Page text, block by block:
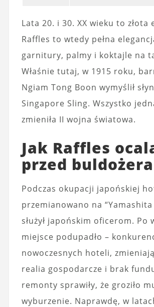
Lata 20. i 30. XX wieku to złota
Raffles to wtedy pełna
garnitury, palmy i koktajle na
Właśnie tutaj, w 1915 roku,
Ngiam Tong Boon wymyślił
Singapore Sling. Wszystko
zmieniła II wojna światowa.
Jak Raffles
przed
Podczas okupacji japońskiej
przemianowano na “Yamashita
służył japońskim oficerom. Po
miejsce podupadło –
nowoczesnych hoteli,
realia gospodarcze i brak
remonty sprawiły, że groziło
wyburzenie. Naprawdę, w